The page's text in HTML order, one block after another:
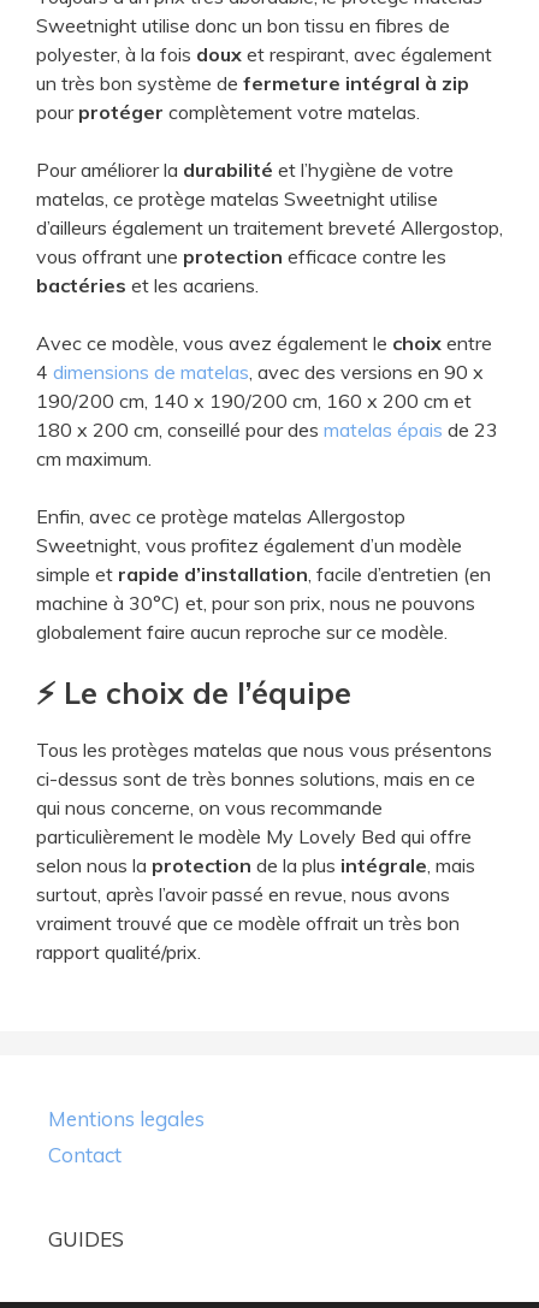
Sweetnight utilise donc un bon tissu en fibres de
polyester, à la fois doux et respirant, avec également
un très bon système de fermeture intégral à zip
pour protéger complètement votre matelas.
Pour améliorer la durabilité et l’hygiène de votre
matelas, ce protège matelas Sweetnight utilise
d’ailleurs également un traitement breveté Allergostop,
vous offrant une protection efficace contre les
bactéries et les acariens.
Avec ce modèle, vous avez également le choix entre
4 dimensions de matelas , avec des versions en 90 x
190/200 cm, 140 x 190/200 cm, 160 x 200 cm et
180 x 200 cm, conseillé pour des matelas épais de 23
cm maximum.
Enfin, avec ce protège matelas Allergostop
Sweetnight, vous profitez également d’un modèle
simple et rapide d’installation , facile d’entretien (en
machine à 30°C) et, pour son prix, nous ne pouvons
globalement faire aucun reproche sur ce modèle.
⚡ Le choix de l’équipe
Tous les protèges matelas que nous vous présentons
ci-dessus sont de très bonnes solutions, mais en ce
qui nous concerne, on vous recommande
particulièrement le modèle My Lovely Bed qui offre
selon nous la protection de la plus intégrale , mais
surtout, après l’avoir passé en revue, nous avons
vraiment trouvé que ce modèle offrait un très bon
rapport qualité/prix.
Mentions legales
Contact
GUIDES